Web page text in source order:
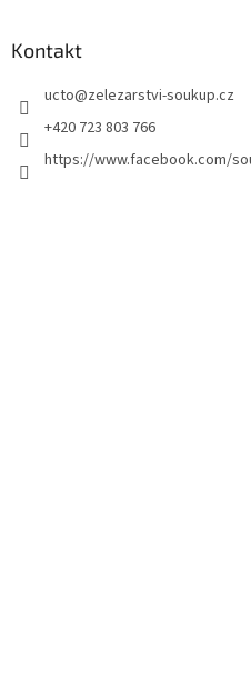
Kontakt
ucto@zelezarstvi-soukup.cz
+420 723 803 766
https://www.facebook.com/